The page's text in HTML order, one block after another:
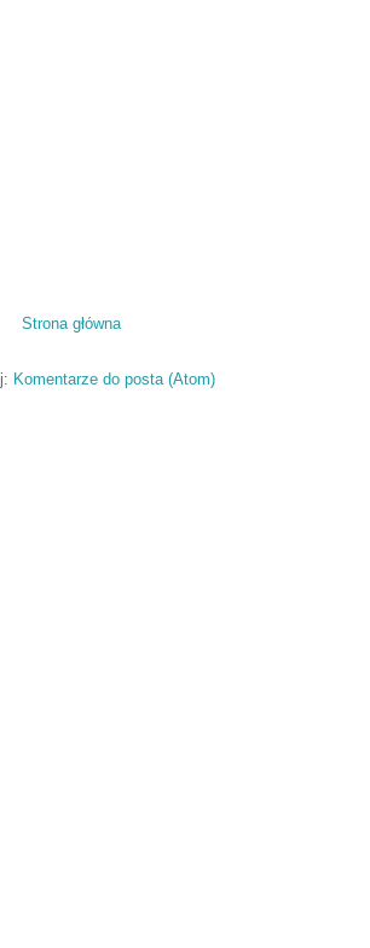
Strona główna
Komentarze do posta (Atom)